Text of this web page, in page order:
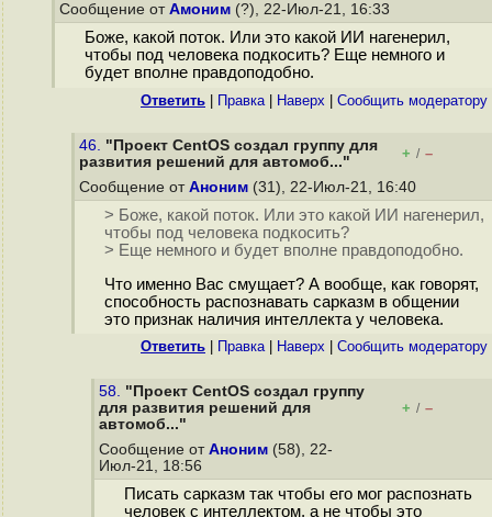
Сообщение от Амоним (?), 22-Июл-21, 16:33
Боже, какой поток. Или это какой ИИ нагенерил,
чтобы под человека подкосить? Еще немного и
будет вполне правдоподобно.
Ответить Правка| Наверх Cообщить модератору
46. "Проект CentOS создал группу для
развития решений для автомоб..."
+ / –
Сообщение от Аноним (31), 22-Июл-21, 16:40
> Боже, какой поток. Или это какой ИИ нагенерил,
чтобы под человека подкосить?
> Еще немного и будет вполне правдоподобно.
Что именно Вас смущает? А вообще, как говорят,
способность распознавать сарказм в общении
это признак наличия интеллекта у человека.
Ответить Правка| Наверх Cообщить модератору
58. "Проект CentOS создал группу
для развития решений для
автомоб..."
+ / –
Сообщение от Аноним (58), 22-
Июл-21, 18:56
Писать сарказм так чтобы его мог распознать
человек с интеллектом, а не чтобы это